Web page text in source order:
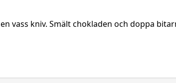
vass kniv. Smält chokladen och doppa